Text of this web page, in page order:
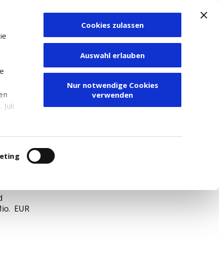
Juli
Cookies zulassen
Auswahl erlauben
Nur notwendige Cookies
verwenden
Zum Depot
EUR